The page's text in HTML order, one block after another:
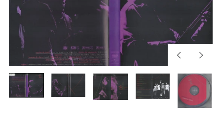
Diapositiva